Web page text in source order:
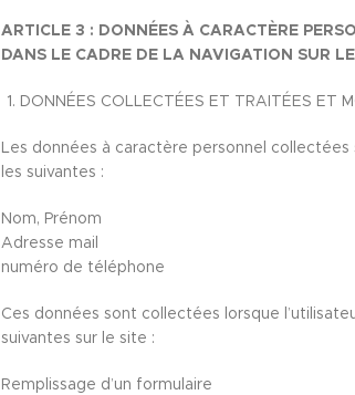
ARTICLE 3 : DONNÉES À CARACTÈRE
DANS LE CADRE DE LA NAVIGATION SUR
DONNÉES COLLECTÉES ET TRAITÉES ET
Les données à caractère personnel
les suivantes :
Nom, Prénom
Adresse mail
numéro de téléphone
Ces données sont collectées lorsque
suivantes sur le site :
Remplissage d’un formulaire